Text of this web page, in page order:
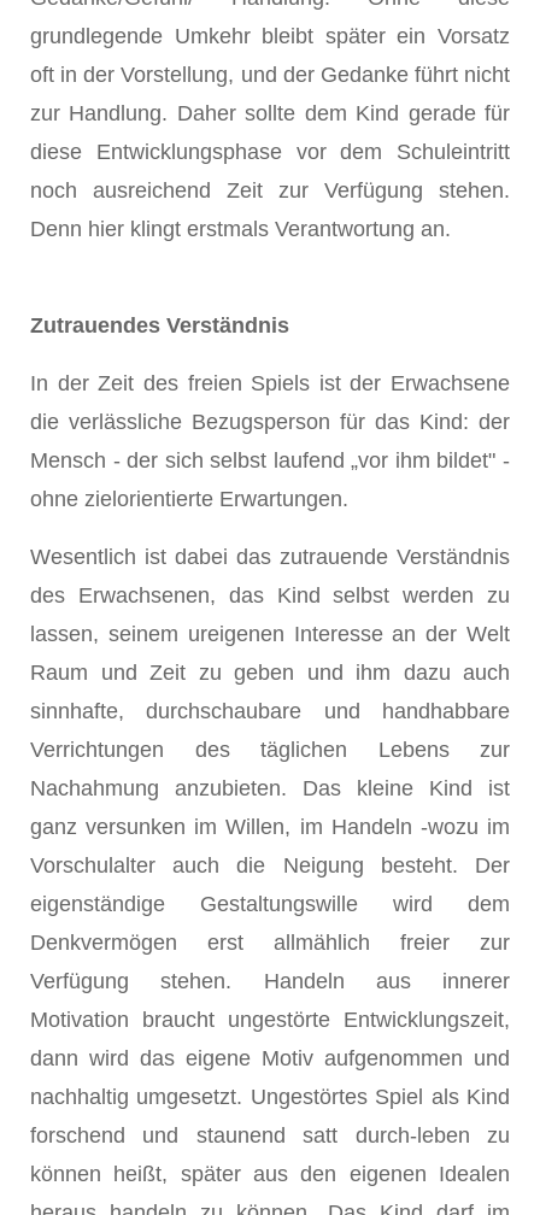
grundlegende Umkehr bleibt später ein Vorsatz
oft in der Vorstellung, und der Gedanke führt nicht
zur Handlung. Daher sollte dem Kind gerade für
diese Entwicklungsphase vor dem Schuleintritt
noch ausreichend Zeit zur Verfügung stehen.
Denn hier klingt erstmals Verantwortung an.
Zutrauendes Verständnis
In der Zeit des freien Spiels ist der Erwachsene
die verlässliche Bezugsperson für das Kind: der
Mensch - der sich selbst laufend „vor ihm bildet" -
ohne zielorientierte Erwartungen.
Wesentlich ist dabei das zutrauende Verständnis
des Erwachsenen, das Kind selbst werden zu
lassen, seinem ureigenen Interesse an der Welt
Raum und Zeit zu geben und ihm dazu auch
sinnhafte, durchschaubare und handhabbare
Verrichtungen des täglichen Lebens zur
Nachahmung anzubieten. Das kleine Kind ist
ganz versunken im Willen, im Handeln -wozu im
Vorschulalter auch die Neigung besteht. Der
eigenständige Gestaltungswille wird dem
Denkvermögen erst allmählich freier zur
Verfügung stehen. Handeln aus innerer
Motivation braucht ungestörte Entwicklungszeit,
dann wird das eigene Motiv aufgenommen und
nachhaltig umgesetzt. Ungestörtes Spiel als Kind
forschend und staunend satt durch-leben zu
können heißt, später aus den eigenen Idealen